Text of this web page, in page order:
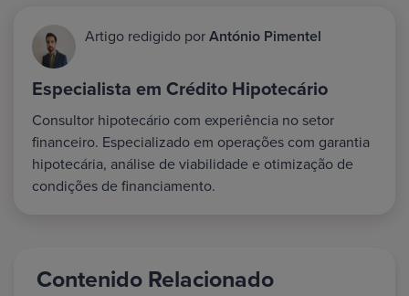
Artigo redigido porAntónio Pimentel
Especialista em Crédito Hipotecário
Consultor hipotecário com experiência no setor
financeiro. Especializado em operações com garantia
hipotecária, análise de viabilidade e otimização de
condições de financiamento.
Contenido Relacionado